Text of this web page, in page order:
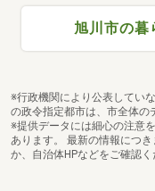
旭川市の暮
※行政機関により公表してい
の政令指定都市は、市全体の
※提供データには細心の注意
あります。 最新の情報につ
か、自治体HPなどをご確認く